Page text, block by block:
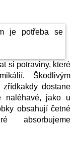
si potraviny, které
Škodlivým
dostane
naléhavé, jako u
obsahují četné
absorbujeme